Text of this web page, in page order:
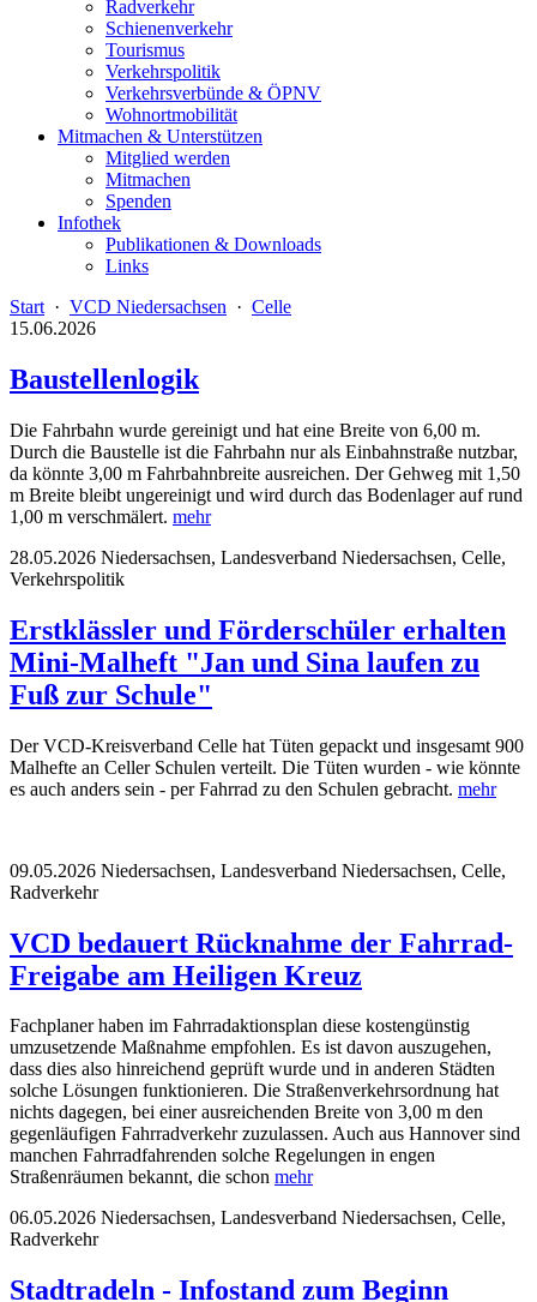
Radverkehr
Schienenverkehr
Tourismus
Verkehrspolitik
Verkehrsverbünde & ÖPNV
Wohnortmobilität
Mitmachen & Unterstützen
Mitglied werden
Mitmachen
Spenden
Infothek
Publikationen & Downloads
Links
Start · VCD Niedersachsen · Celle
15.06.2026
Baustellenlogik
Die Fahrbahn wurde gereinigt und hat eine Breite von 6,00 m.
Durch die Baustelle ist die Fahrbahn nur als Einbahnstraße nutzbar,
da könnte 3,00 m Fahrbahnbreite ausreichen. Der Gehweg mit 1,50
m Breite bleibt ungereinigt und wird durch das Bodenlager auf rund
1,00 m verschmälert. mehr
28.05.2026 Niedersachsen, Landesverband Niedersachsen, Celle,
Verkehrspolitik
Erstklässler und Förderschüler erhalten
Mini-Malheft "Jan und Sina laufen zu
Fuß zur Schule"
Der VCD-Kreisverband Celle hat Tüten gepackt und insgesamt 900
Malhefte an Celler Schulen verteilt. Die Tüten wurden - wie könnte
es auch anders sein - per Fahrrad zu den Schulen gebracht. mehr
09.05.2026 Niedersachsen, Landesverband Niedersachsen, Celle,
Radverkehr
VCD bedauert Rücknahme der Fahrrad-
Freigabe am Heiligen Kreuz
Fachplaner haben im Fahrradaktionsplan diese kostengünstig
umzusetzende Maßnahme empfohlen. Es ist davon auszugehen,
dass dies also hinreichend geprüft wurde und in anderen Städten
solche Lösungen funktionieren. Die Straßenverkehrsordnung hat
nichts dagegen, bei einer ausreichenden Breite von 3,00 m den
gegenläufigen Fahrradverkehr zuzulassen. Auch aus Hannover sind
manchen Fahrradfahrenden solche Regelungen in engen
Straßenräumen bekannt, die schon mehr
06.05.2026 Niedersachsen, Landesverband Niedersachsen, Celle,
Radverkehr
Stadtradeln - Infostand zum Beginn